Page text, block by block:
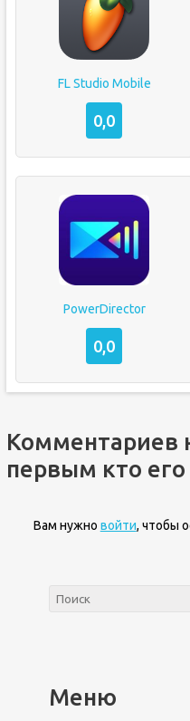
FL Studio Mobile
0,0
PowerDirector
0,0
Комментариев
первым кто его
Вам нужно войти, чтобы
Меню